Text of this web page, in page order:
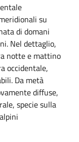
su
di domani
Nel dettaglio,
notte e mattino
occidentale,
Da metà
diffuse,
specie sulla